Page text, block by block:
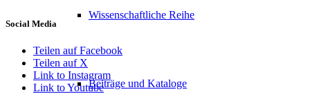
Wissenschaftliche Reihe
Beiträge und Kataloge
Social Media
Teilen auf Facebook
Teilen auf X
Link to Instagram
Link to Youtube